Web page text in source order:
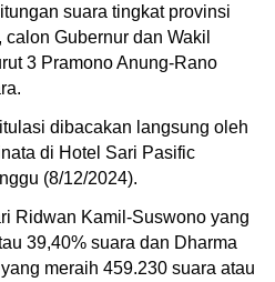
suara tingkat provinsi
Gubernur dan Wakil
3 Pramono Anung-Rano
dibacakan langsung oleh
di Hotel Sari Pasific
(8/12/2024).
Ridwan Kamil-Suswono yang
39,40% suara dan Dharma
meraih 459.230 suara atau